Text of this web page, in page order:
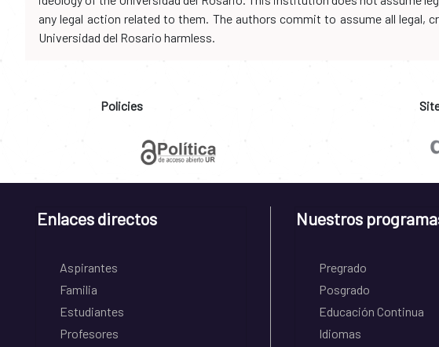
any legal action related to them. The authors commit to assume all
Universidad del Rosario harmless.
Policies
Enlaces directos
Aspirantes
Familia
Estudiantes
Profesores
Nuestros
Pregrado
Posgrado
Educación Continua
Idiomas